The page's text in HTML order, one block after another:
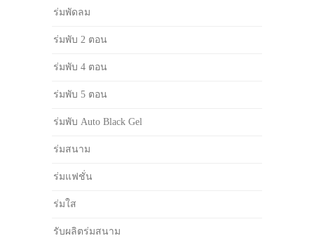
ร่มพัดลม
ร่มพับ 2 ตอน
ร่มพับ 4 ตอน
ร่มพับ 5 ตอน
ร่มพับ Auto Black Gel
ร่มสนาม
ร่มแฟชั่น
ร่มใส
รับผลิตร่มสนาม